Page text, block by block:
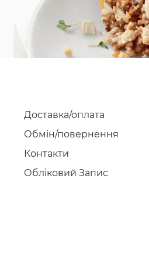
Доставка/оплата
Обмін/повернення
Контакти
Обліковий Запис